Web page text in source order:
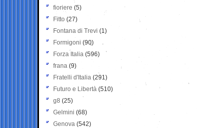
fioriere (5)
Fitto (27)
Fontana di Trevi (1)
Formigoni (90)
Forza Italia (596)
frana (9)
Fratelli d'Italia (291)
Futuro e Libertà (510)
g8 (25)
Gelmini (68)
Genova (542)